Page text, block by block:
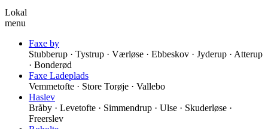
Lokal
menu
Faxe by
Stubberup · Tystrup · Værløse · Ebbeskov · Jyderup · Atterup
· Bonderød
Faxe Ladeplads
Vemmetofte · Store Torøje · Vallebo
Haslev
Bråby · Levetofte · Simmendrup · Ulse · Skuderløse ·
Freerslev